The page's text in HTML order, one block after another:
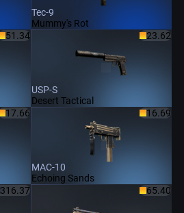
Tec-9
Mummy's Rot
51.34
23.62
USP-S
Desert Tactical
17.66
16.69
MAC-10
Echoing Sands
316.37
65.40